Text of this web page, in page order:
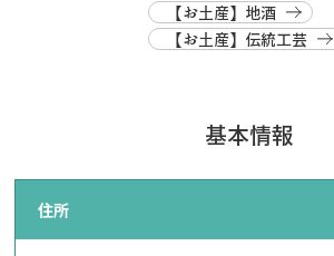
【お土産】地酒
【お土産】伝統工芸
基本情報
住所